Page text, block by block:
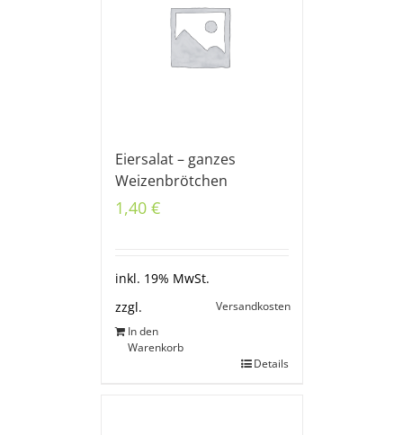
Eiersalat – ganzes
Weizenbrötchen
1,40 €
inkl. 19% MwSt.
zzgl.
Versandkosten
In den
Warenkorb
Details